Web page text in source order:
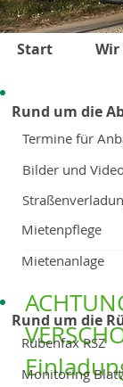
Start
Rund um die
Termine für
Bilder und
Mietenpflege
Mietenanlage
Rund um die
Rübenfax RSZ
Monitoring